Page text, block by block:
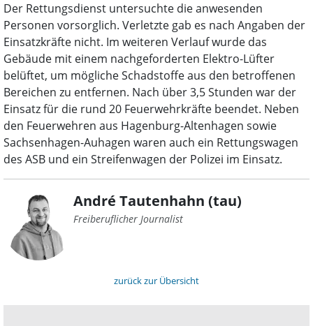
Der Rettungsdienst untersuchte die anwesenden
Personen vorsorglich. Verletzte gab es nach Angaben der
Einsatzkräfte nicht. Im weiteren Verlauf wurde das
Gebäude mit einem nachgeforderten Elektro-Lüfter
belüftet, um mögliche Schadstoffe aus den betroffenen
Bereichen zu entfernen. Nach über 3,5 Stunden war der
Einsatz für die rund 20 Feuerwehrkräfte beendet. Neben
den Feuerwehren aus Hagenburg-Altenhagen sowie
Sachsenhagen-Auhagen waren auch ein Rettungswagen
des ASB und ein Streifenwagen der Polizei im Einsatz.
André Tautenhahn (tau)
Freiberuflicher Journalist
zurück zur Übersicht